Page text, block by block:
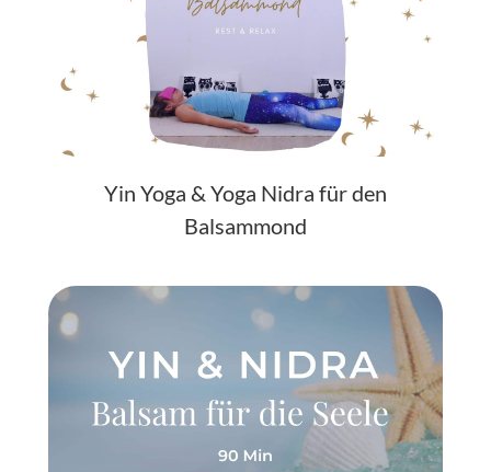
Yin Yoga & Yoga Nidra für den
Balsammond